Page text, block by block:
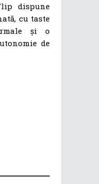
dispune
cu taste
și o
de